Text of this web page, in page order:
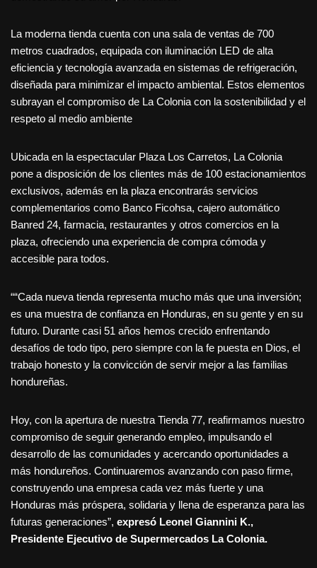
La moderna tienda cuenta con una sala de ventas de 700
metros cuadrados, equipada con iluminación LED de alta
eficiencia y tecnología avanzada en sistemas de refrigeración,
diseñada para minimizar el impacto ambiental. Estos elementos
subrayan el compromiso de La Colonia con la sostenibilidad y el
respeto al medio ambiente
Ubicada en la espectacular Plaza Los Carretos, La Colonia
pone a disposición de los clientes más de 100 estacionamientos
exclusivos, además en la plaza encontrarás servicios
complementarios como Banco Ficohsa, cajero automático
Banred 24, farmacia, restaurantes y otros comercios en la
plaza, ofreciendo una experiencia de compra cómoda y
accesible para todos.
““Cada nueva tienda representa mucho más que una inversión;
es una muestra de confianza en Honduras, en su gente y en su
futuro. Durante casi 51 años hemos crecido enfrentando
desafíos de todo tipo, pero siempre con la fe puesta en Dios, el
trabajo honesto y la convicción de servir mejor a las familias
hondureñas.
Hoy, con la apertura de nuestra Tienda 77, reafirmamos nuestro
compromiso de seguir generando empleo, impulsando el
desarrollo de las comunidades y acercando oportunidades a
más hondureños. Continuaremos avanzando con paso firme,
construyendo una empresa cada vez más fuerte y una
Honduras más próspera, solidaria y llena de esperanza para las
futuras generaciones”, expresó Leonel Giannini K.,
Presidente Ejecutivo de Supermercados La Colonia.